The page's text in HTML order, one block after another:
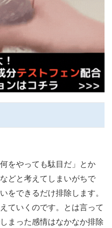
をやっても駄目だ」とか
どと考えてしまいがちで
をできるだけ排除します。
ていくのです。とは言って
まった感情はなかなか排除